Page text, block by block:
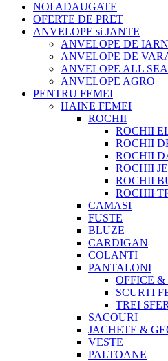
NOI ADAUGATE
OFERTE DE PRET
ANVELOPE si JANTE
ANVELOPE DE
ANVELOPE DE
ANVELOPE ALL
ANVELOPE AGRO
PENTRU FEMEI
HAINE FEMEI
ROCHII
ROCHII
ROCHII
ROCHII
ROCHII
ROCHII
ROCHII
CAMASI
FUSTE
BLUZE
CARDIGAN
COLANTI
PANTALONI
OFFICE
SCURTI
TREI
SACOURI
JACHETE &
VESTE
PALTOANE